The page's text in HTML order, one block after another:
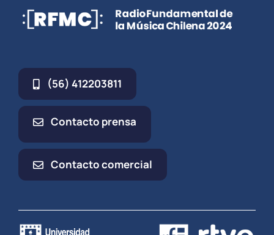
(56) 412203811
Contacto prensa
Contacto comercial